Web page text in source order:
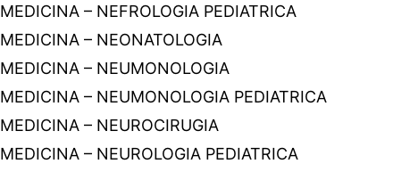
MEDICINA – NEFROLOGIA PEDIATRICA
MEDICINA – NEONATOLOGIA
MEDICINA – NEUMONOLOGIA
MEDICINA – NEUMONOLOGIA PEDIATRICA
MEDICINA – NEUROCIRUGIA
MEDICINA – NEUROLOGIA PEDIATRICA